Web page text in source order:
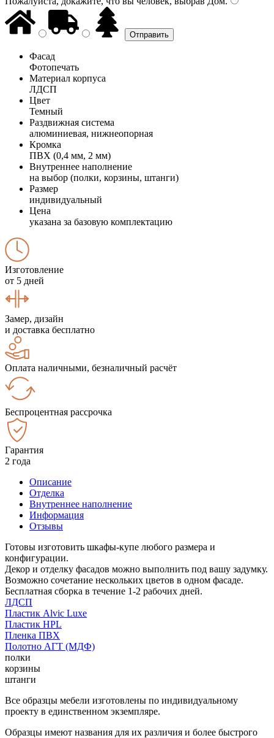
Фасад
Фотопечать
Материал корпуса
ЛДСП
Цвет
Темный
Раздвижная система
алюминиевая, нижнеопорная
Кромка
ПВХ (0,4 мм, 2 мм)
Внутреннее наполнение
на выбор (полки, корзины, штанги)
Размер
индивидуальный
Цена
указана за базовую комплектацию
Изготовление
от 5 дней
Замер, дизайн
и доставка бесплатно
Оплата наличными, безналичный расчёт
Беспроцентная рассрочка
Гарантия
2 года
Описание
Отделка
Внутреннее наполнение
Информация
Отзывы
Готовы изготовить шкафы-купе любого размера и
конфигурации.
Декор и отделку фасадов можно выполнить под вашу задумку.
Возможно сочетание нескольких цветов в одном фасаде.
Бесплатная сборка в течение 1-2 рабочих дней.
ЛДСП
Пластик Alvic Luxe
Пластик HPL
Пленка ПВХ
Полотно АГТ (МДФ)
полки
корзины
штанги
Все образцы мебели изготовлены по индивидуальному
проекту в единственном экземпляре.
Образцы имеют названия для их различия и более быстрого